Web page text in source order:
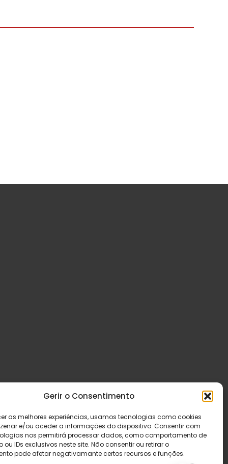
Gerir o Consentimento
as melhores experiências, usamos tecnologias como cookies
e/ou aceder a informações do dispositivo. Consentir com
nos permitirá processar dados, como comportamento de
IDs exclusivos neste site. Não consentir ou retirar o
pode afetar negativamante certos recursos e funções.